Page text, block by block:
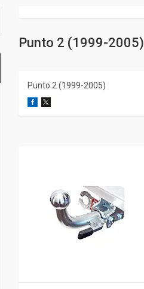
Punto 2 (1999-2005)
Punto 2 (1999-2005)